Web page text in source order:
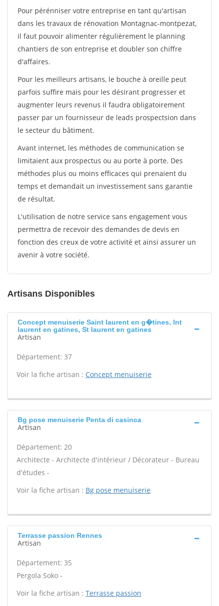
Pour pérénniser votre entreprise en tant qu'artisan
dans les travaux de rénovation Montagnac-montpezat,
il faut pouvoir alimenter régulièrement le planning
chantiers de son entreprise et doubler son chiffre
d'affaires.
Pour les meilleurs artisans, le bouche à oreille peut
parfois suffire mais pour les désirant progresser et
augmenter leurs revenus il faudra obligatoirement
passer par un fournisseur de leads prospectsion dans
le secteur du bâtiment.
Avant internet, les méthodes de communication se
limitaient aux prospectus ou au porte à porte. Des
méthodes plus ou moins efficaces qui prenaient du
temps et demandait un investissement sans garantie
de résultat.
L'utilisation de notre service sans engagement vous
permettra de recevoir des demandes de devis en
fonction des creux de votre activité et ainsi assurer un
avenir à votre société.
Artisans Disponibles
Concept menuiserie Saint laurent en g�tines, Int
laurent en gatines, St laurent en gatines
Artisan
Département: 37
Voir la fiche artisan : Concept menuiserie
Bg pose menuiserie Penta di casinca
Artisan
Département: 20
Architecte - Architecte d'intérieur / Décorateur - Bureau
d'études -
Voir la fiche artisan : Bg pose menuiserie
Terrasse passion Rennes
Artisan
Département: 35
Pergola Soko -
Voir la fiche artisan : Terrasse passion